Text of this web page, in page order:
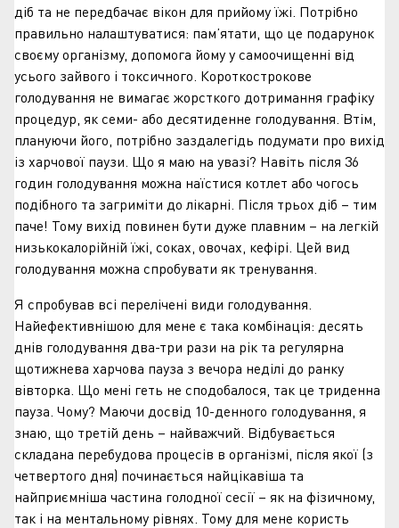
діб та не передбачає вікон для прийому їжі. Потрібно
правильно налаштуватися: пам’ятати, що це подарунок
своєму організму, допомога йому у самоочищенні від
усього зайвого і токсичного. Короткострокове
голодування не вимагає жорсткого дотримання графіку
процедур, як семи- або десятиденне голодування. Втім,
плануючи його, потрібно заздалегідь подумати про вихід
із харчової паузи. Що я маю на увазі? Навіть після 36
годин голодування можна наїстися котлет або чогось
подібного та загриміти до лікарні. Після трьох діб – тим
паче! Тому вихід повинен бути дуже плавним – на легкій
низькокалорійній їжі, соках, овочах, кефірі. Цей вид
голодування можна спробувати як тренування.
Я спробував всі перелічені види голодування.
Найефективнішою для мене є така комбінація: десять
днів голодування два-три рази на рік та регулярна
щотижнева харчова пауза з вечора неділі до ранку
вівторка. Що мені геть не сподобалося, так це триденна
пауза. Чому? Маючи досвід 10-денного голодування, я
знаю, що третій день – найважчий. Відбувається
складана перебудова процесів в організмі, після якої (з
четвертого дня) починається найцікавіша та
найприємніша частина голодної сесії – як на фізичному,
так і на ментальному рівнях. Тому для мене користь